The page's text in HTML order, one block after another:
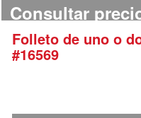
Consultar
Folleto de uno o
#16569